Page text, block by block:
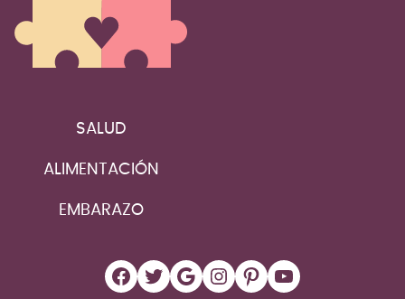
SALUD
ALIMENTACIÓN
EMBARAZO
Facebook
Twitter
Google
Instagram
Pinterest
YouTube